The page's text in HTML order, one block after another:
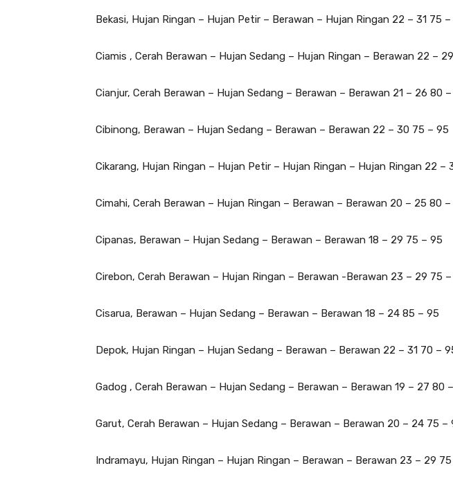
Bekasi, Hujan Ringan – Hujan Petir – Berawan – Hujan Ringan 22 – 31 75
Ciamis , Cerah Berawan – Hujan Sedang – Hujan Ringan – Berawan 22 –
Cianjur, Cerah Berawan – Hujan Sedang – Berawan – Berawan 21 – 26 80
Cibinong, Berawan – Hujan Sedang – Berawan – Berawan 22 – 30 75 – 95
Cikarang, Hujan Ringan – Hujan Petir – Hujan Ringan – Hujan Ringan 22 –
Cimahi, Cerah Berawan – Hujan Ringan – Berawan – Berawan 20 – 25 80 –
Cipanas, Berawan – Hujan Sedang – Berawan – Berawan 18 – 29 75 – 95
Cirebon, Cerah Berawan – Hujan Ringan – Berawan -Berawan 23 – 29 75
Cisarua, Berawan – Hujan Sedang – Berawan – Berawan 18 – 24 85 – 95
Depok, Hujan Ringan – Hujan Sedang – Berawan – Berawan 22 – 31 70 –
Gadog , Cerah Berawan – Hujan Sedang – Berawan – Berawan 19 – 27 80
Garut, Cerah Berawan – Hujan Sedang – Berawan – Berawan 20 – 24 75 –
Indramayu, Hujan Ringan – Hujan Ringan – Berawan – Berawan 23 – 29